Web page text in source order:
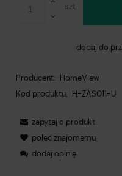
szt.
dodaj do
Producent: HomeView
Kod produktu: H-ZAS011-U
zapytaj o produkt
poleć znajomemu
dodaj opinię